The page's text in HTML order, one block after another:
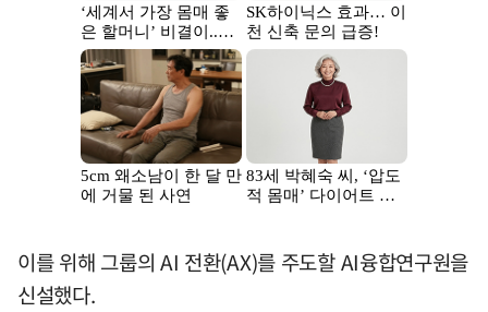
이를 위해 그룹의 AI 전환(AX)를 주도할 AI융합연구원을
신설했다.